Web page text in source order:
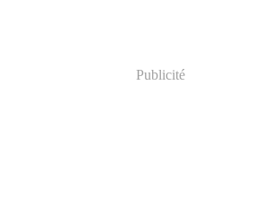
Publicité